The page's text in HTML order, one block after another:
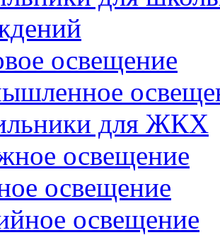
освещение
для ЖКХ
освещение
освещение
освещение